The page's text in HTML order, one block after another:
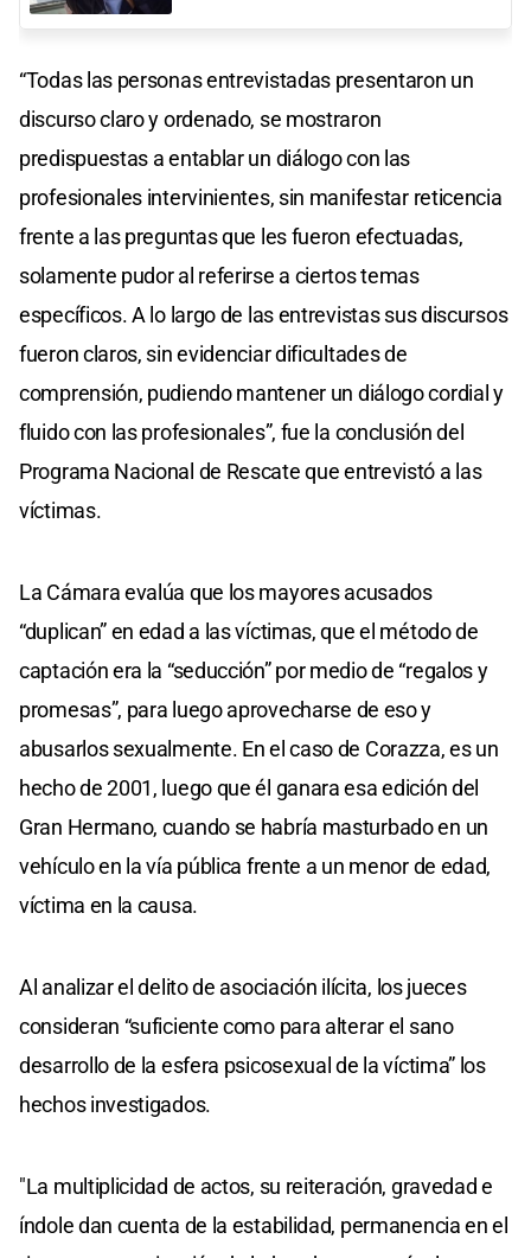
“Todas las personas entrevistadas presentaron un
discurso claro y ordenado, se mostraron
predispuestas a entablar un diálogo con las
profesionales intervinientes, sin manifestar reticencia
frente a las preguntas que les fueron efectuadas,
solamente pudor al referirse a ciertos temas
específicos. A lo largo de las entrevistas sus discursos
fueron claros, sin evidenciar dificultades de
comprensión, pudiendo mantener un diálogo cordial y
fluido con las profesionales”, fue la conclusión del
Programa Nacional de Rescate que entrevistó a las
víctimas.
La Cámara evalúa que los mayores acusados
“duplican” en edad a las víctimas, que el método de
captación era la “seducción” por medio de “regalos y
promesas”, para luego aprovecharse de eso y
abusarlos sexualmente. En el caso de Corazza, es un
hecho de 2001, luego que él ganara esa edición del
Gran Hermano, cuando se habría masturbado en un
vehículo en la vía pública frente a un menor de edad,
víctima en la causa.
Al analizar el delito de asociación ilícita, los jueces
consideran “suficiente como para alterar el sano
desarrollo de la esfera psicosexual de la víctima” los
hechos investigados.
"La multiplicidad de actos, su reiteración, gravedad e
índole dan cuenta de la estabilidad, permanencia en el